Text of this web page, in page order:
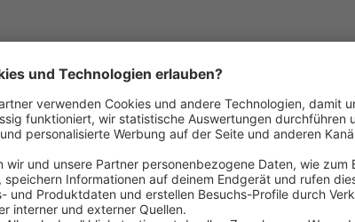
Team hinter dir: Denn Respekt,
du bei uns arbeitest.
der REWE Group. Bundesweit betreiben